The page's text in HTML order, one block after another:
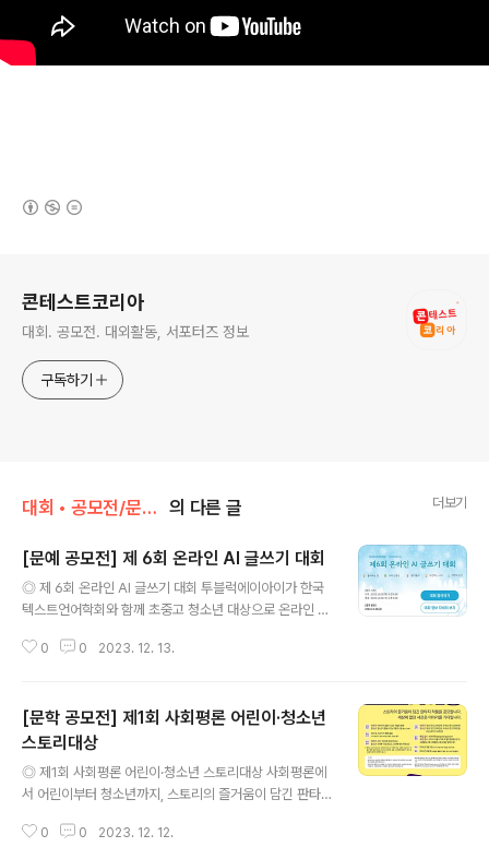
콘테스트코리아
대회. 공모전. 대외활동, 서포터즈 정보
구독하기
대회 • 공모전/문학 • 문예 • 네이밍 • 슬로건 의 다른 글 더보기
[문예 공모전] 제 6회 온라인 AI 글쓰기 대회
◎ 제 6회 온라인 AI 글쓰기 대회 투블럭에이아이가 한국
텍스트언어학회와 함께 초중고 청소년 대상으로 온라인 AI
프트를 제시하였습니다. 원하는 프롬프트를 선택해서 자기
제출하면 됩니다. 개인 혹은 팀으로 참가하여도 됩니다. 여
러개의 글을 제출하면 러닝맨상을 수상할 가능성이 높아집
니다. ◎ 참가자격 초중고 학생과 동일 연령대 청소년 ◎
접수기간 2023.12.05 ~ 2023.12.20 (온라인, korea
n.ai) ◎ 결과발표 2023.12.22 (온라인, korean.ai, 상
장은 온라인과 우편 모두 제공) ◎ 시상내역 스피드..
0 0 2023. 12. 13.
[문학 공모전] 제1회 사회평론 어린이·청소년
스토리대상
◎ 제1회 사회평론 어린이·청소년 스토리대상 사회평론에
서 어린이부터 청소년까지, 스토리의 즐거움이 담긴 판타
계 #SF #판타지 #미스터리 #추리 #액션 세상에 없던 새
0 0 2023. 12. 12.